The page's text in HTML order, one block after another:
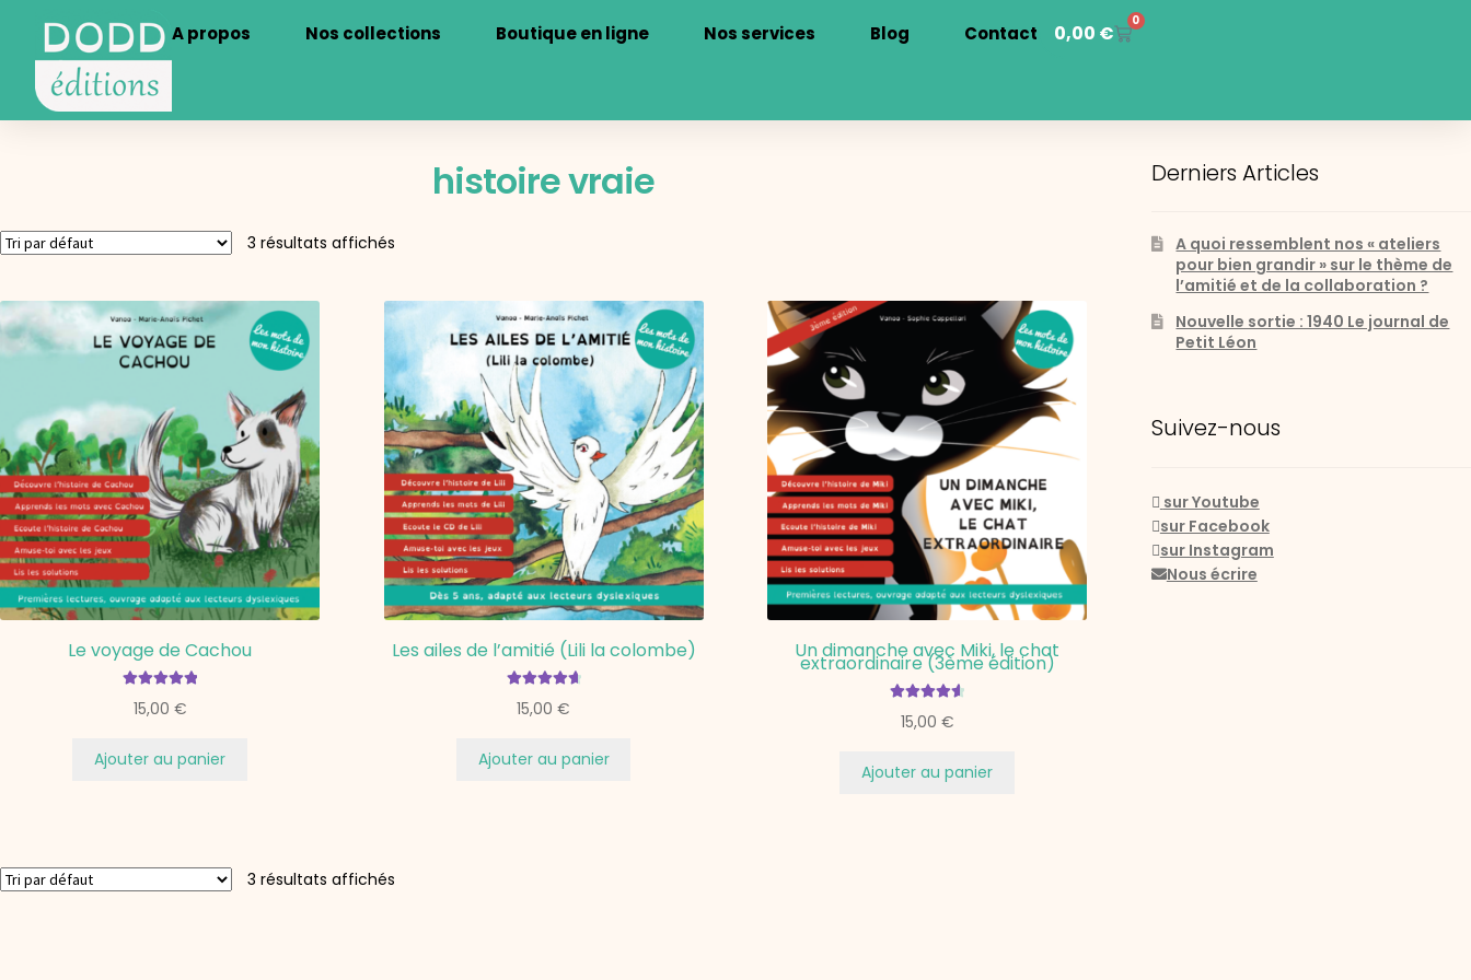
A propos Nos collections Boutique en ligne Nos services Blog Contact 0,00 €
0
histoire vraie
3 résultats affichés
Le voyage de Cachou
5
15,00 €
Ajouter au panier
Les ailes de l’amitié (Lili la colombe)
5
15,00€
Ajouter au panier
Un dimanche avec Miki, le chat
extraordinaire (3ème édition)
sur 5
15,00 €
Ajouter au panier
3 résultats affichés
Derniers Articles
A quoi ressemblent nos « ateliers
pour bien grandir » sur le thème de
l’amitié et de la collaboration ?
Nouvelle sortie : 1940 Le journal de
Petit Léon
Suivez-nous
sur Youtube
sur Facebook
sur Instagram
Nous écrire